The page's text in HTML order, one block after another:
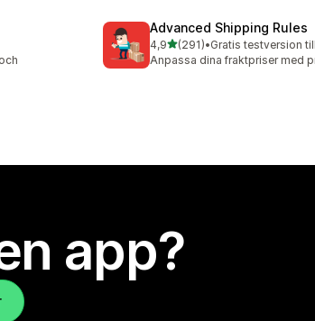
Advanced Shipping Rules
4,9av 5 stjärnor
(291)
291 recensioner totalt
•Gratis testversion
Anpassa dina fraktpriser med
app?